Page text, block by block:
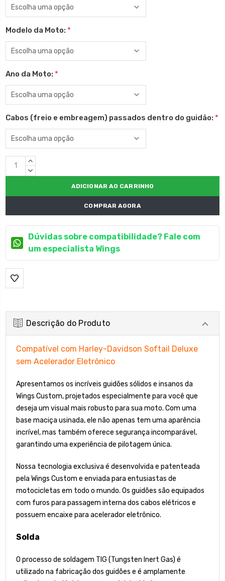
Modelo da Moto: *
Ano da Moto: *
Cabos (freio e embreagem) passados dentro do guidão: *
EstoqueQUANTIDADE
CRESCENTE:
QUANTIDADE
COMPRAR AGORA
Dúvidas sobre compatibilidade? Fale com
um especialista Wings
Descrição do Produto
Compatível com Harley-Davidson Softail Deluxe
sem Acelerador Eletrônico
Apresentamos os incríveis guidões sólidos e insanos da
Wings Custom, projetados especialmente para você que
deseja um visual mais robusto para sua moto. Com uma
base maciça usinada, ele não apenas tem uma aparência
incrível, mas também oferece segurança incomparável,
garantindo uma experiência de pilotagem única.
Nossa tecnologia exclusiva é desenvolvida e patenteada
pela Wings Custom e enviada para entusiastas de
motocicletas em todo o mundo. Os guidões são equipados
com furos para passagem interna dos cabos elétricos e
possuem encaixe para acelerador eletrônico.
Solda
O processo de soldagem TIG (Tungsten Inert Gas) é
utilizado na fabricação dos guidões e é amplamente